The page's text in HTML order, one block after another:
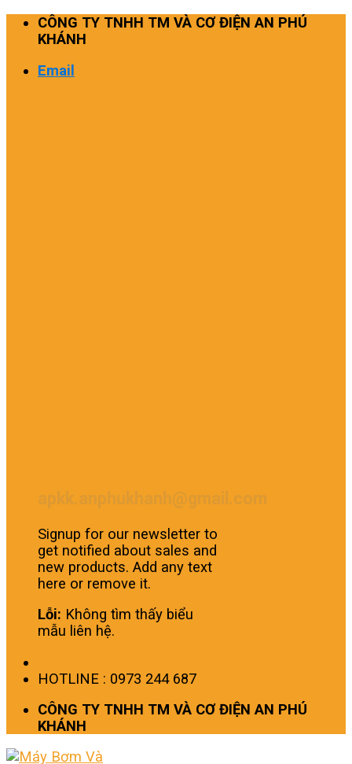
Skip
CÔNG TY TNHH TM VÀ CƠ ĐIỆN AN PHÚ
KHÁNH
Email
Signup for our newsletter to
get notified about sales and
new products. Add any text
here or remove it.
Lỗi: Không tìm thấy biểu
mẫu liên hệ.
HOTLINE : 0973 244 687
CÔNG TY TNHH TM VÀ CƠ ĐIỆN AN PHÚ
KHÁNH